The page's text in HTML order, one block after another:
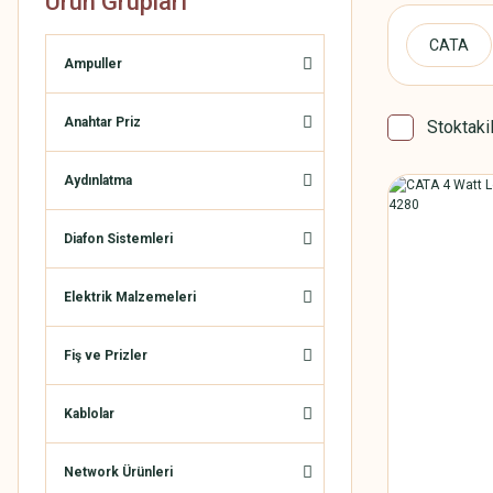
Ampuller
Anahtar Priz
Aydınlatma
Diafon Sistemleri
Elektrik Malzemeleri
Fiş ve Prizler
Kablolar
Network Ürünleri
CATA